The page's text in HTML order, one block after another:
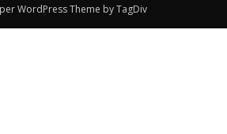
WordPress Theme by TagDiv